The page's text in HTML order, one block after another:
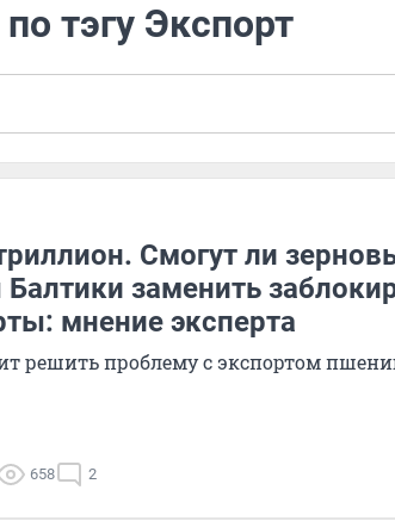
тэгу Экспорт
Смогут ли
заменить
мнение эксперта
решить проблему с экспортом
658 2